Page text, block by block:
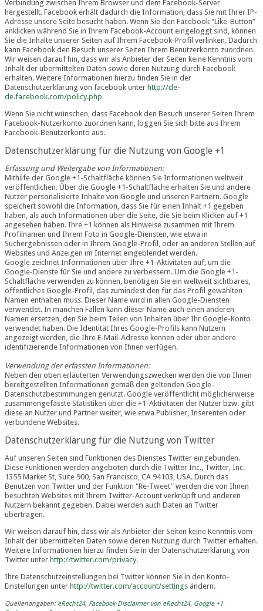
Verbindung zwischen Ihrem Browser und dem Facebook-Server
hergestellt. Facebook erhält dadurch die Information, dass Sie mit Ihrer IP-
Adresse unsere Seite besucht haben. Wenn Sie den Facebook "Like-Button"
anklicken während Sie in Ihrem Facebook-Account eingeloggt sind, können
Sie die Inhalte unserer Seiten auf Ihrem Facebook-Profil verlinken. Dadurch
kann Facebook den Besuch unserer Seiten Ihrem Benutzerkonto zuordnen.
Wir weisen darauf hin, dass wir als Anbieter der Seiten keine Kenntnis vom
Inhalt der übermittelten Daten sowie deren Nutzung durch Facebook
erhalten. Weitere Informationen hierzu finden Sie in der
Datenschutzerklärung von facebook unter http://de-
de.facebook.com/policy.php
Wenn Sie nicht wünschen, dass Facebook den Besuch unserer Seiten Ihrem
Facebook-Nutzerkonto zuordnen kann, loggen Sie sich bitte aus Ihrem
Facebook-Benutzerkonto aus.
Datenschutzerklärung für die Nutzung von Google +1
Erfassung und Weitergabe von Informationen:
Mithilfe der Google +1-Schaltfläche können Sie Informationen weltweit
veröffentlichen. Über die Google +1-Schaltfläche erhalten Sie und andere
Nutzer personalisierte Inhalte von Google und unseren Partnern. Google
speichert sowohl die Information, dass Sie für einen Inhalt +1 gegeben
haben, als auch Informationen über die Seite, die Sie beim Klicken auf +1
angesehen haben. Ihre +1 können als Hinweise zusammen mit Ihrem
Profilnamen und Ihrem Foto in Google-Diensten, wie etwa in
Suchergebnissen oder in Ihrem Google-Profil, oder an anderen Stellen auf
Websites und Anzeigen im Internet eingeblendet werden.
Google zeichnet Informationen über Ihre +1-Aktivitäten auf, um die
Google-Dienste für Sie und andere zu verbessern. Um die Google +1-
Schaltfläche verwenden zu können, benötigen Sie ein weltweit sichtbares,
öffentliches Google-Profil, das zumindest den für das Profil gewählten
Namen enthalten muss. Dieser Name wird in allen Google-Diensten
verwendet. In manchen Fällen kann dieser Name auch einen anderen
Namen ersetzen, den Sie beim Teilen von Inhalten über Ihr Google-Konto
verwendet haben. Die Identität Ihres Google-Profils kann Nutzern
angezeigt werden, die Ihre E-Mail-Adresse kennen oder über andere
identifizierende Informationen von Ihnen verfügen.
Verwendung der erfassten Informationen:
Neben den oben erläuterten Verwendungszwecken werden die von Ihnen
bereitgestellten Informationen gemäß den geltenden Google-
Datenschutzbestimmungen genutzt. Google veröffentlicht möglicherweise
zusammengefasste Statistiken über die +1-Aktivitäten der Nutzer bzw. gibt
diese an Nutzer und Partner weiter, wie etwa Publisher, Inserenten oder
verbundene Websites.
Datenschutzerklärung für die Nutzung von Twitter
Auf unseren Seiten sind Funktionen des Dienstes Twitter eingebunden.
Diese Funktionen werden angeboten durch die Twitter Inc., Twitter, Inc.
1355 Market St, Suite 900, San Francisco, CA 94103, USA. Durch das
Benutzen von Twitter und der Funktion "Re-Tweet" werden die von Ihnen
besuchten Websites mit Ihrem Twitter-Account verknüpft und anderen
Nutzern bekannt gegeben. Dabei werden auch Daten an Twitter
übertragen.
Wir weisen darauf hin, dass wir als Anbieter der Seiten keine Kenntnis vom
Inhalt der übermittelten Daten sowie deren Nutzung durch Twitter erhalten.
Weitere Informationen hierzu finden Sie in der Datenschutzerklärung von
Twitter unter http://twitter.com/privacy.
Ihre Datenschutzeinstellungen bei Twitter können Sie in den Konto-
Einstellungen unter http://twitter.com/account/settings ändern.
Quellenangaben: eRecht24, Facebook-Disclaimer von eRecht24, Google +1